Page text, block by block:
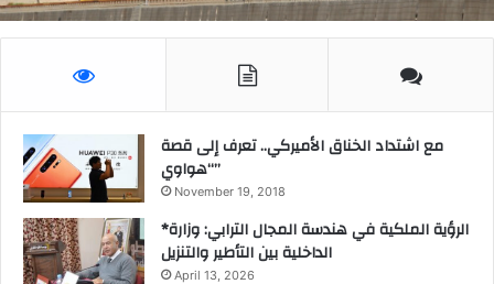
مع اشتداد الخناق الأميركي.. تعرف إلى قصة
“هواوي”
November 19, 2018
*الرؤية الملكية في هندسة المجال الترابي: وزارة
الداخلية بين التأطير والتنزيل
April 13, 2026